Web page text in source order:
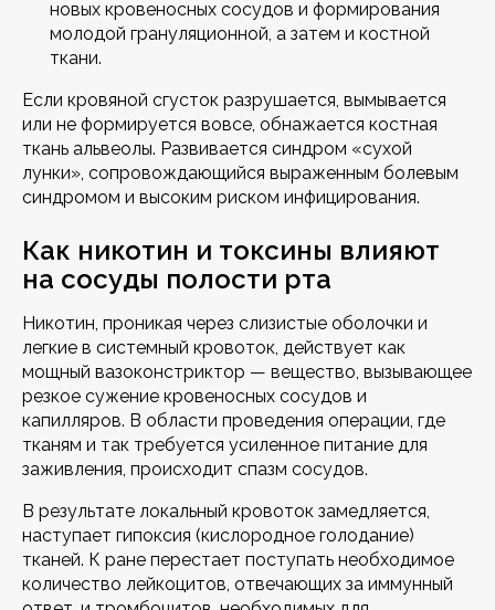
новых кровеносных сосудов и формирования
молодой грануляционной, а затем и костной
ткани.
Если кровяной сгусток разрушается, вымывается
или не формируется вовсе, обнажается костная
ткань альвеолы. Развивается синдром «сухой
лунки», сопровождающийся выраженным болевым
синдромом и высоким риском инфицирования.
Как никотин и токсины влияют
на сосуды полости рта
Никотин, проникая через слизистые оболочки и
легкие в системный кровоток, действует как
мощный вазоконстриктор — вещество, вызывающее
резкое сужение кровеносных сосудов и
капилляров. В области проведения операции, где
тканям и так требуется усиленное питание для
заживления, происходит спазм сосудов.
В результате локальный кровоток замедляется,
наступает гипоксия (кислородное голодание)
тканей. К ране перестает поступать необходимое
количество лейкоцитов, отвечающих за иммунный